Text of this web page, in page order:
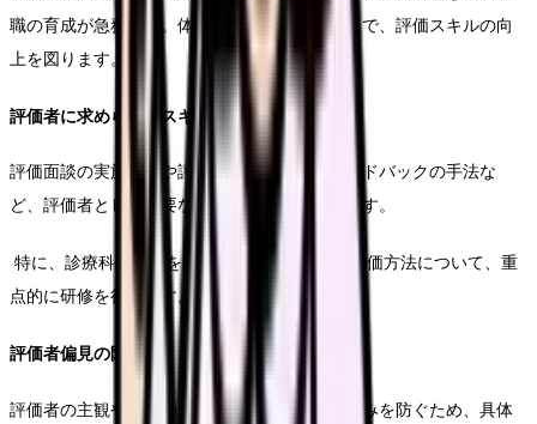
職の育成が急務です。体系的な研修プログラムで、評価スキルの向
上を図ります。
評価者に求められるスキル
評価面談の実施方法や評価基準の解釈、フィードバックの手法な
ど、評価者として必要な基本スキルを習得します。
特に、診療科の特性を理解した上での適切な評価方法について、重
点的に研修を行います。
評価者偏見の防止
評価者の主観や個人的な関係性による評価の歪みを防ぐため、具体